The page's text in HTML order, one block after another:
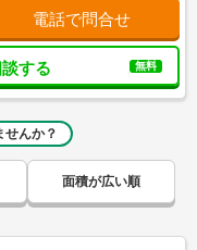
電話で問合せ
する 無料
せんか？
面積が広い順